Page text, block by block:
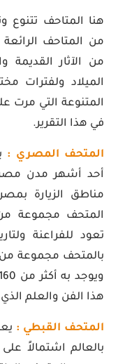
هنا المتاحف تتنوع
من المتاحف
من الآثار
الميلاد ولفترات
المتنوعة التي مرت
في هذا التقرير.
المتحف المصري :
أحد أشهر مدن مصر
مناطق الزيارة
المتحف مجموعة من
تعود للفراعنة
بالمتحف مجموعة من
هذا الفن والعلم
المتحف القبطي :
بالعالم اشتمالاً